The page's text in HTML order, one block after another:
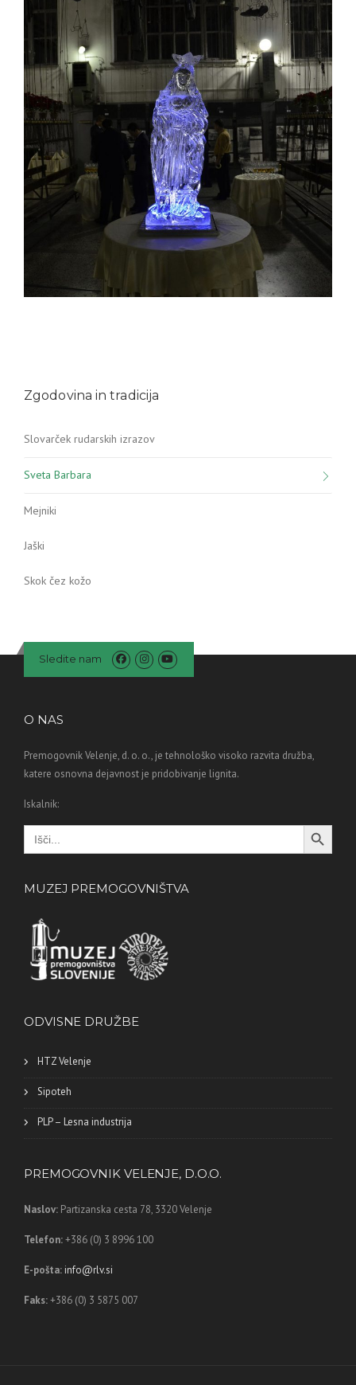
Zgodovina in tradicija
Slovarček rudarskih izrazov
Sveta Barbara
Mejniki
Jaški
Skok čez kožo
Sledite nam
O NAS
Premogovnik Velenje, d. o. o., je tehnološko visoko razvita družba,
katere osnovna dejavnost je pridobivanje lignita.
Iskalnik:
Search
for:
Search Button
MUZEJ PREMOGOVNIŠTVA
ODVISNE DRUŽBE
HTZ Velenje
Sipoteh
PLP – Lesna industrija
PREMOGOVNIK VELENJE, D.O.O.
Naslov: Partizanska cesta 78, 3320 Velenje
Telefon:+386 (0) 3 8996 100
E-pošta: info@rlv.si
Faks:+386 (0) 3 5875 007